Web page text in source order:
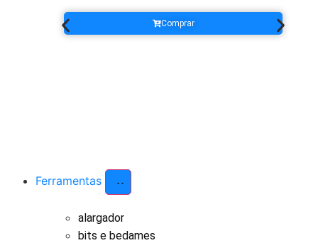
Comprar
Ferramentas
alargador
bits e bedames